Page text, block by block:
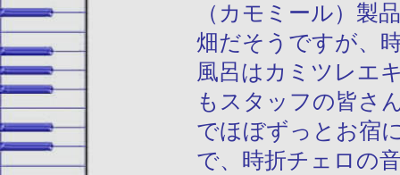
（カモミール）製
畑だそうですが、
風呂はカミツレエ
もスタッフの皆さ
でほぼずっとお宿
で、時折チェロの